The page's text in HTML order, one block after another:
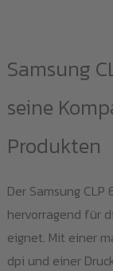
Samsung
seine
Produkten
Der Samsung
hervorragend für
eignet. Mit einer
dpi und einer